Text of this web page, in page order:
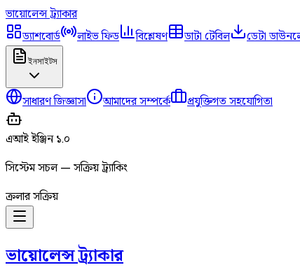
ভায়োলেন্সট্র্যাকার
ড্যাশবোর্ড
লাইভ ফিড বিশ্লেষণ ডাটা টেবিল ডেটা
ইনসাইটস
সাধারণ জিজ্ঞাসা আমাদের সম্পর্কে প্রযুক্তিগত সহযোগিতা
এআই ইঞ্জিন ১.০
সিস্টেম সচল — সক্রিয় ট্র্যাকিং
ক্রলার সক্রিয়
ভায়োলেন্সট্র্যাকার